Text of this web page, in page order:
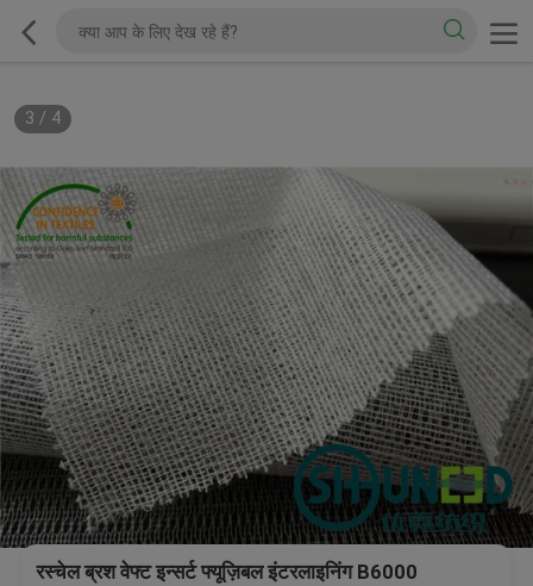
3 / 4
रस्चेल ब्रश वेफ्ट इन्सर्ट फ्यूज़िबल इंटरलाइनिंग B6000